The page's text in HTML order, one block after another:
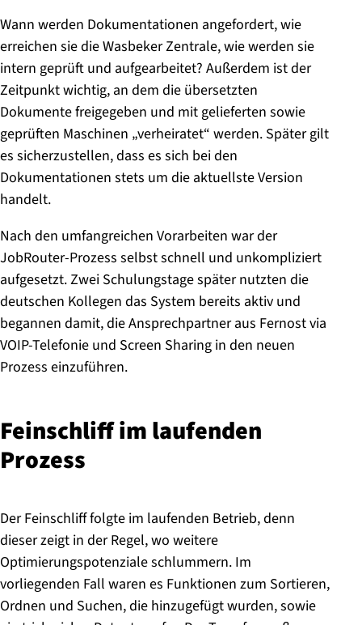
Wann werden Dokumentationen angefordert, wie
erreichen sie die Wasbeker Zentrale, wie werden sie
intern geprüft und aufgearbeitet? Außerdem ist der
Zeitpunkt wichtig, an dem die übersetzten
Dokumente freigegeben und mit gelieferten sowie
geprüften Maschinen „verheiratet“ werden. Später gilt
es sicherzustellen, dass es sich bei den
Dokumentationen stets um die aktuellste Version
handelt.
Nach den umfangreichen Vorarbeiten war der
JobRouter-Prozess selbst schnell und unkompliziert
aufgesetzt. Zwei Schulungstage später nutzten die
deutschen Kollegen das System bereits aktiv und
begannen damit, die Ansprechpartner aus Fernost via
VOIP-Telefonie und Screen Sharing in den neuen
Prozess einzuführen.
Feinschliff im laufenden
Prozess
Der Feinschliff folgte im laufenden Betrieb, denn
dieser zeigt in der Regel, wo weitere
Optimierungspotenziale schlummern. Im
vorliegenden Fall waren es Funktionen zum Sortieren,
Ordnen und Suchen, die hinzugefügt wurden, sowie